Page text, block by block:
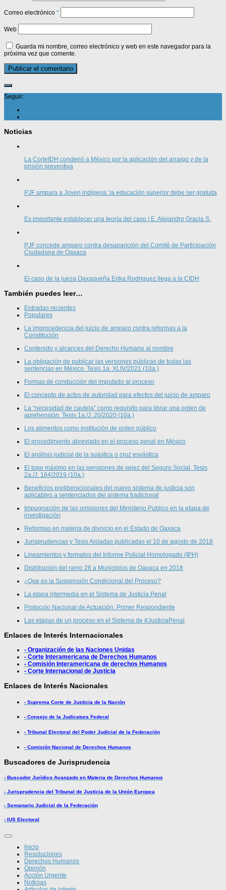
Correo electrónico *
Web
Guarda mi nombre, correo electrónico y web en este navegador para la
próxima vez que comente.
Seguir:
Noticias
La CorteIDH condenó a México por la aplicación del arraigo y de la
prisión preventiva
PJF ampara a Joven indígena: la educación superior debe ser gratuita
Es importante establecer una teoría del caso | E. Alejandro Gracia S.
PJF concede amparo contra desaparición del Comité de Participación
Ciudadana de Oaxaca
El caso de la jueza Oaxaqueña Erika Rodriguez llega a la CIDH
También puedes leer…
Entradas recientes
Populares
La improcedencia del juicio de amparo contra reformas a la
Constitución
Contenido y alcances del Derecho Humano al nombre
La obligación de publicar las versiones públicas de todas las
sentencias en México. Tesis 1a. XLIV/2021 (10a.)
Formas de conducción del imputado al proceso
El concepto de actos de autoridad para efectos del juicio de amparo
La “necesidad de cautela” como requisito para librar una orden de
aprehensión. Tesis 1a./J. 20/2020 (10a.)
Los alimentos como institución de orden público
El procedimiento abreviado en el proceso penal en México
El análisis judicial de la suástica o cruz esvástica
El tope máximo en las pensiones de vejez del Seguro Social. Tesis
2a./J. 164/2019 (10a.)
Beneficios preliberacionales del nuevo sistema de justicia son
aplicables a sentenciados del sistema tradicional
Impugnación de las omisiones del Ministerio Publico en la etapa de
investigación
Reformas en materia de divorcio en el Estado de Oaxaca
Jurisprudencias y Tesis Aisladas publicadas el 10 de agosto de 2018
Lineamientos y formatos del Informe Policial Homologado (IPH)
Distribución del ramo 28 a Municipios de Oaxaca en 2018
¿Que es la Suspensión Condicional del Proceso?
La etapa intermedia en el Sistema de Justicia Penal
Protocolo Nacional de Actuación. Primer Respondiente
Las etapas de un proceso en el Sistema de #JusticiaPenal
Enlaces de Interés Internacionales
- Organización de las Naciones Unidas
- Corte Interamericana de Derechos Humanos
- Comisión Interamericana de derechos Humanos
- Corte Internacional de Justicia
Enlaces de Interés Nacionales
- Suprema Corte de Justicia de la Nación
- Consejo de la Judicatura Federal
- Tribunal Electoral del Poder Judicial de la Federación
- Comisión Nacional de Derechos Humanos
Buscadores de Jurisprudencia
- Buscador Jurídico Avanzado en Materia de Derechos Humanos
- Jurisprudencia del Tribunal de Justicia de la Unión Europea
- Semanario Judicial de la Federación
- IUS Electoral
Inicio
Resoluciones
Derechos Humanos
Opinión
Acción Urgente
Noticias